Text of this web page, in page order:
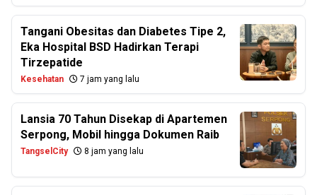
Tangani Obesitas dan Diabetes Tipe 2,
Eka Hospital BSD Hadirkan Terapi
Tirzepatide
Kesehatan 7 jam yang lalu
Lansia 70 Tahun Disekap di Apartemen
Serpong, Mobil hingga Dokumen Raib
TangselCity 8 jam yang lalu